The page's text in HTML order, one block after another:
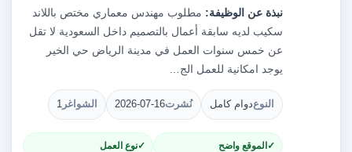
نبذة عن الوظيفة: مطلوب مهندس معماري مختص باللاند
سكيب لديه سابقة أعمال بالتصميم داخل السعودية لا تقل
عن خمس سنوات العمل في مدينة الرياض حي الخير
يوجد امكانية للعمل الج…
النوعدوام كامل نُشرت2026-07-16 الشواغر 1
الموقع واضح نوع العمل